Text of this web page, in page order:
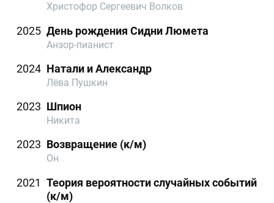
Христофор Сергеевич Волков
2025 День рождения Сидни Люмета
Анзор-пианист
2024 Натали и Александр
Лёва Пушкин
2023 Шпион
Никита
2023 Возвращение (к/м)
Он
2021 Теория вероятности случайных событий
(к/м)